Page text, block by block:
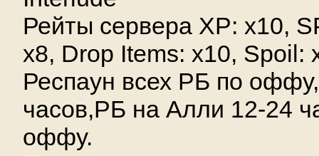
Рейты сервера XP: x10,
x8, Drop Items: x10, Spoil:
Респаун всех РБ по
часов,РБ на Алли 12-24
оффу.